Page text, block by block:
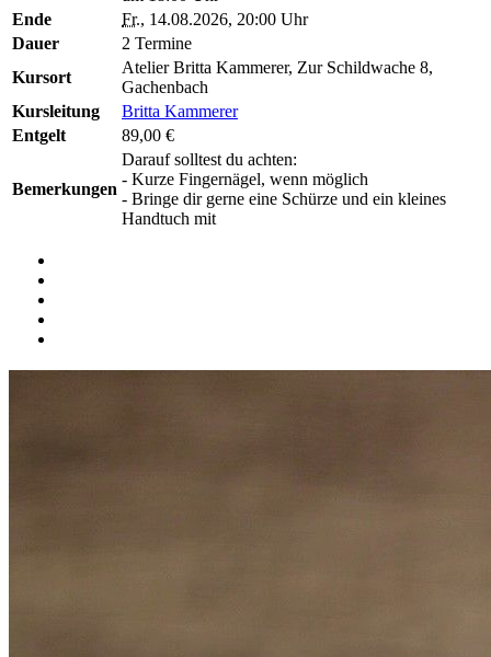
Ende
Fr., 14.08.2026, 20:00 Uhr
Dauer
2 Termine
Kursort
Atelier Britta Kammerer, Zur Schildwache 8,
Gachenbach
Kursleitung
Britta Kammerer
Entgelt
89,00 €
Bemerkungen
Darauf solltest du achten:
- Kurze Fingernägel, wenn möglich
- Bringe dir gerne eine Schürze und ein kleines
Handtuch mit